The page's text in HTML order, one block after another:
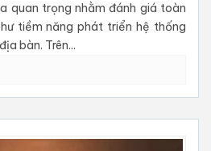
quan trọng nhằm đánh giá toàn
tiềm năng phát triển hệ thống
bàn. Trên...